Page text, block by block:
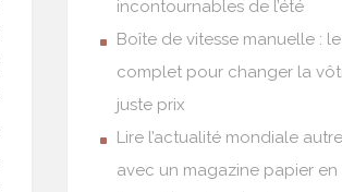
incontournables de l’été
Boîte de vitesse manuelle :
complet pour changer la
juste prix
Lire l’actualité mondiale
avec un magazine papier en